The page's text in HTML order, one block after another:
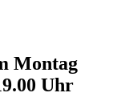
Montag
Uhr